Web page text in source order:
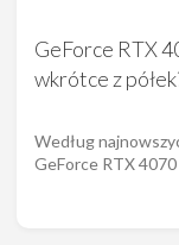
GeForce RTX
wkrótce z
Według
GeForce RTX